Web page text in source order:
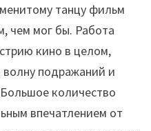
танцу фильм
чем мог бы. Работа
кино в целом,
подражаний и
количество
впечатлением от